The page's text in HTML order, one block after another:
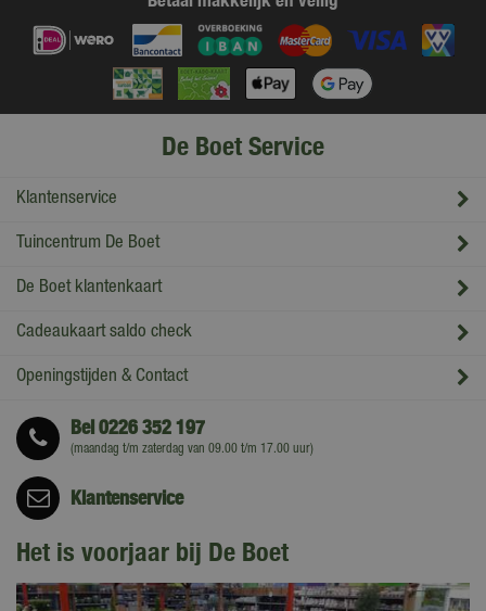
De Boet Service
Klantenservice
Tuincentrum De Boet
De Boet klantenkaart
Cadeaukaart saldo check
Openingstijden & Contact
Bel0226 352 197
(maandag t/m zaterdag van 09.00 t/m 17.00 uur)
Klantenservice
Het is voorjaar bij De Boet